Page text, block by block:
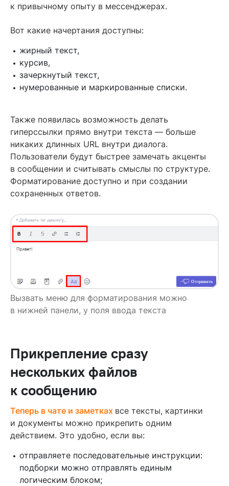
к привычному опыту в мессенджерах.
Вот какие начертания доступны:
жирный текст,
курсив,
зачеркнутый текст,
нумерованные и маркированные списки.
Также появилась возможность делать
гиперссылки прямо внутри текста — больше
никаких длинных URL внутри диалога.
Пользователи будут быстрее замечать акценты
в сообщении и считывать смыслы по структуре.
Форматирование доступно и при создании
сохраненных ответов.
Вызвать меню для форматирования можно
в нижней панели, у поля ввода текста
Прикрепление сразу
нескольких файлов
к сообщению
Теперь в чате и заметках все тексты, картинки
и документы можно прикрепить одним
действием. Это удобно, если вы:
отправляете последовательные инструкции:
подборки можно отправлять единым
логическим блоком;